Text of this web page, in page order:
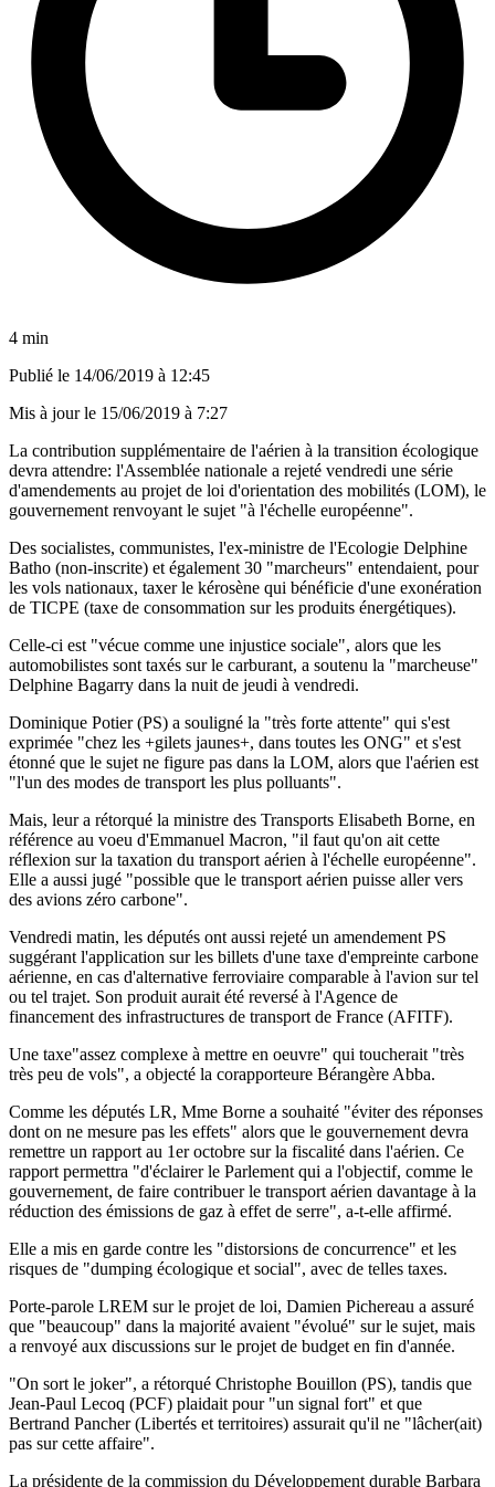
4 min
Publié le 14/06/2019 à 12:45
Mis à jour le 15/06/2019 à 7:27
La contribution supplémentaire de l'aérien à la transition écologique
devra attendre: l'Assemblée nationale a rejeté vendredi une série
d'amendements au projet de loi d'orientation des mobilités (LOM), le
gouvernement renvoyant le sujet "à l'échelle européenne".
Des socialistes, communistes, l'ex-ministre de l'Ecologie Delphine
Batho (non-inscrite) et également 30 "marcheurs" entendaient, pour
les vols nationaux, taxer le kérosène qui bénéficie d'une exonération
de TICPE (taxe de consommation sur les produits énergétiques).
Celle-ci est "vécue comme une injustice sociale", alors que les
automobilistes sont taxés sur le carburant, a soutenu la "marcheuse"
Delphine Bagarry dans la nuit de jeudi à vendredi.
Dominique Potier (PS) a souligné la "très forte attente" qui s'est
exprimée "chez les +gilets jaunes+, dans toutes les ONG" et s'est
étonné que le sujet ne figure pas dans la LOM, alors que l'aérien est
"l'un des modes de transport les plus polluants".
Mais, leur a rétorqué la ministre des Transports Elisabeth Borne, en
référence au voeu d'Emmanuel Macron, "il faut qu'on ait cette
réflexion sur la taxation du transport aérien à l'échelle européenne".
Elle a aussi jugé "possible que le transport aérien puisse aller vers
des avions zéro carbone".
Vendredi matin, les députés ont aussi rejeté un amendement PS
suggérant l'application sur les billets d'une taxe d'empreinte carbone
aérienne, en cas d'alternative ferroviaire comparable à l'avion sur tel
ou tel trajet. Son produit aurait été reversé à l'Agence de
financement des infrastructures de transport de France (AFITF).
Une taxe"assez complexe à mettre en oeuvre" qui toucherait "très
très peu de vols", a objecté la corapporteure Bérangère Abba.
Comme les députés LR, Mme Borne a souhaité "éviter des réponses
dont on ne mesure pas les effets" alors que le gouvernement devra
remettre un rapport au 1er octobre sur la fiscalité dans l'aérien. Ce
rapport permettra "d'éclairer le Parlement qui a l'objectif, comme le
gouvernement, de faire contribuer le transport aérien davantage à la
réduction des émissions de gaz à effet de serre", a-t-elle affirmé.
Elle a mis en garde contre les "distorsions de concurrence" et les
risques de "dumping écologique et social", avec de telles taxes.
Porte-parole LREM sur le projet de loi, Damien Pichereau a assuré
que "beaucoup" dans la majorité avaient "évolué" sur le sujet, mais
a renvoyé aux discussions sur le projet de budget en fin d'année.
"On sort le joker", a rétorqué Christophe Bouillon (PS), tandis que
Jean-Paul Lecoq (PCF) plaidait pour "un signal fort" et que
Bertrand Pancher (Libertés et territoires) assurait qu'il ne "lâcher(ait)
pas sur cette affaire".
La présidente de la commission du Développement durable Barbara